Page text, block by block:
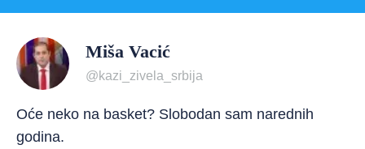
Miša Vacić
@kazi_zivela_srbija
Oće neko na basket? Slobodan sam narednih
godina.